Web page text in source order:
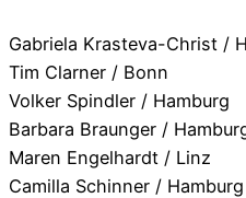
Gabriela Krasteva-Christ /
Tim Clarner / Bonn
Volker Spindler / Hamburg
Barbara Braunger /
Maren Engelhardt / Linz
Camilla Schinner / Hamburg